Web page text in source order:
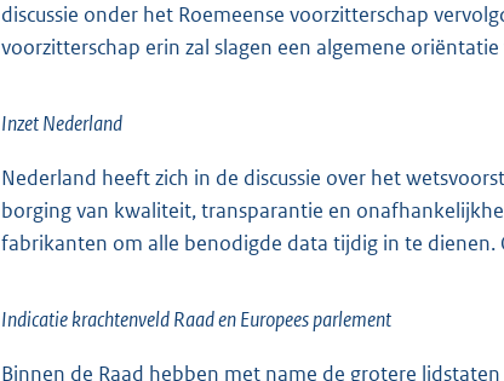
discussie onder het Roemeense voorzitterschap
voorzitterschap erin zal slagen een algemene
Inzet Nederland
Nederland heeft zich in de discussie over het
borging van kwaliteit, transparantie en
fabrikanten om alle benodigde data tijdig in te
Indicatie krachtenveld Raad en Europees parlement
Binnen de Raad hebben met name de grotere